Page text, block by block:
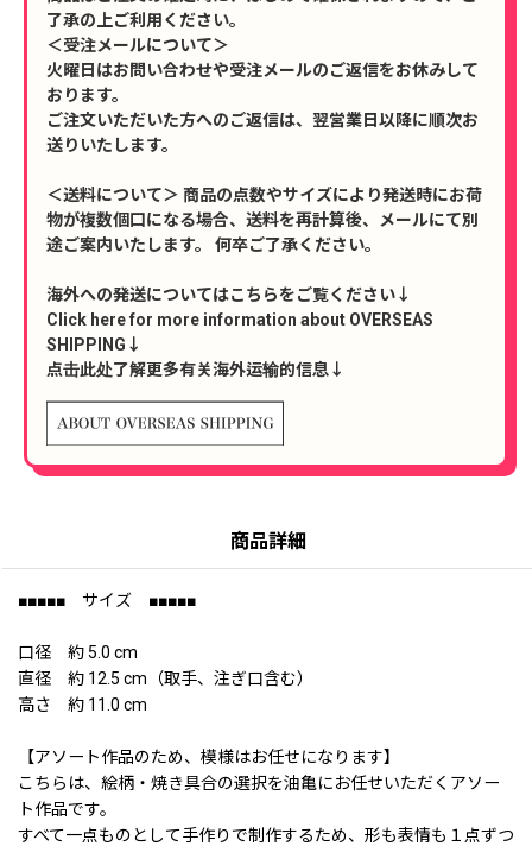
了承の上ご利用ください。
＜受注メールについて＞
火曜日はお問い合わせや受注メールのご返信をお休みして
おります。
ご注文いただいた方へのご返信は、翌営業日以降に順次お
送りいたします。
＜送料について＞ 商品の点数やサイズにより発送時にお荷
物が複数個口になる場合、送料を再計算後、メールにて別
途ご案内いたします。 何卒ご了承ください。
海外への発送についてはこちらをご覧ください↓
Click here for more information about OVERSEAS
SHIPPING↓
点击此处了解更多有关海外运输的信息↓
商品詳細
■■■■■ サイズ ■■■■■
口径 約 5.0 cm
直径 約 12.5 cm（取手、注ぎ口含む）
高さ 約 11.0 cm
【アソート作品のため、模様はお任せになります】
こちらは、絵柄・焼き具合の選択を油亀にお任せいただくアソー
ト作品です。
すべて一点ものとして手作りで制作するため、形も表情も１点ずつ